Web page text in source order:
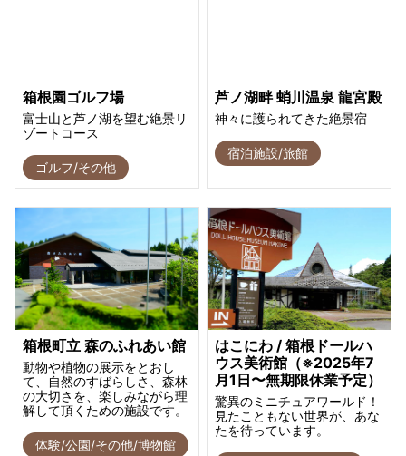
箱根園ゴルフ場
富士山と芦ノ湖を望む絶景リ
ゾートコース
ゴルフ/その他
芦ノ湖畔 蛸川温泉 龍宮殿
神々に護られてきた絶景宿
宿泊施設/旅館
箱根町立 森のふれあい館
動物や植物の展示をとおし
て、自然のすばらしさ、森林
の大切さを、楽しみながら理
解して頂くための施設です。
体験/公園/その他/博物館
はこにわ / 箱根ドールハ
ウス美術館（※2025年7
月1日〜無期限休業予定）
驚異のミニチュアワールド！
見たこともない世界が、あな
たを待っています。